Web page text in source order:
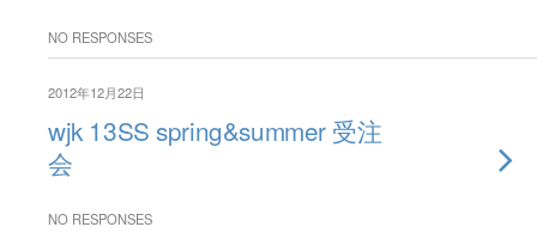
NO RESPONSES
2012年12月22日
wjk 13SS spring&summer 受注
会
NO RESPONSES